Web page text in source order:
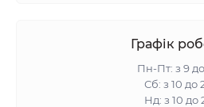
Графік
Пн-Пт: з 9
Сб: з 10 до
Нд: з 10 до